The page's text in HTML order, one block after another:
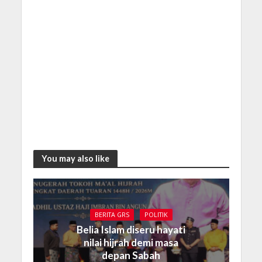
You may also like
BERITA GRS POLITIK
Belia Islam diseru hayati
nilai hijrah demi masa
depan Sabah